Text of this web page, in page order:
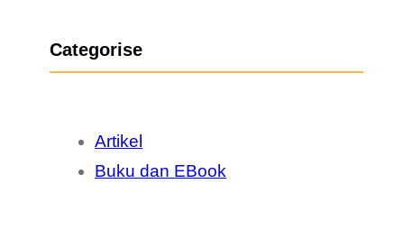
Categorise
Artikel
Buku dan EBook